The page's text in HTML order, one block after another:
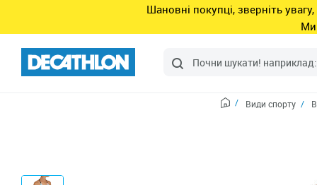
Шановні покупці, зверніть
Ми
Види спорту